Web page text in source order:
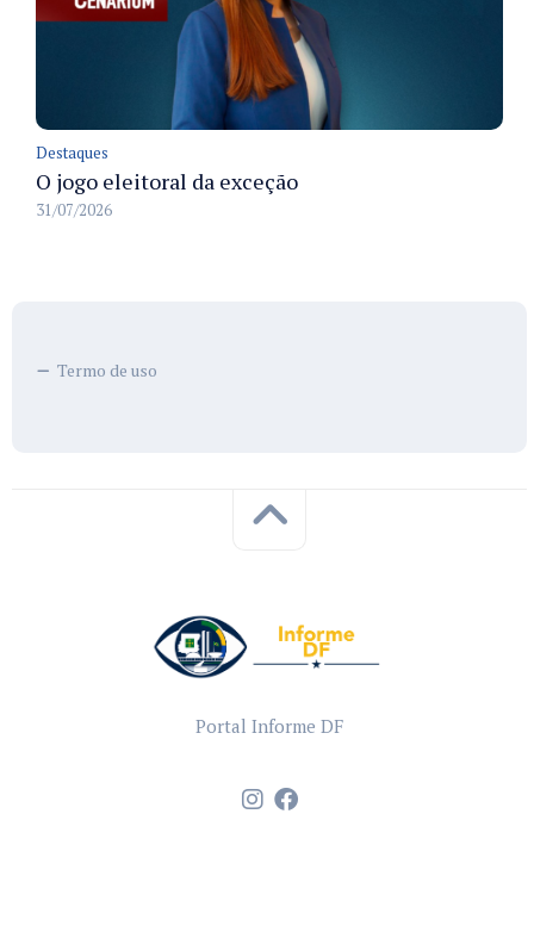
Destaques
O jogo eleitoral da exceção
31/07/2026
Termo de uso
Portal Informe DF